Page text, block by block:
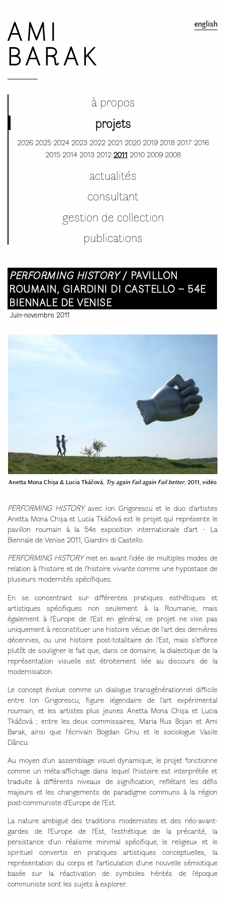
AMI
BARAK
english
à propos
projets
2026 2025 2024 2023 2022 2021 2020 2019 2018 2017 2016
2015 2014 2013 2012 2011 2010 2009 2008
actualités
consultant
gestion de collection
publications
PERFORMING HISTORY/ PAVILLON
ROUMAIN, GIARDINI DI CASTELLO – 54E
BIENNALE DE VENISE
Juin-novembre 2011
Anetta Mona Chișa & Lucia Tkáčová, Try again Fail again Fail better, 2011, vidéo
PERFORMING HISTORYavec Ion Grigorescu et le duo d'artistes
Anetta Mona Chișa et Lucia Tkáčová est le projet qui représente le
pavillon roumain à la 54e exposition internationale d'art - La
Biennale de Venise 2011, Giardini di Castello.
PERFORMING HISTORYmet en avant l’idée de multiples modes de
relation à l’histoire et de l’histoire vivante comme une hypostase de
plusieurs modernités spécifiques.
En se concentrant sur différentes pratiques esthétiques et
artistiques spécifiques non seulement à la Roumanie, mais
également à l'Europe de l'Est en général, ce projet ne vise pas
uniquement à reconstituer une histoire vécue de l'art des dernières
décennies, ou une histoire post-totalitaire de l’Est, mais s’efforce
plutôt de souligner le fait que, dans ce domaine, la dialectique de la
représentation visuelle est étroitement liée au discours de la
modernisation.
Le concept évolue comme un dialogue transgénérationnel difficile
entre Ion Grigorescu, figure légendaire de l'art expérimental
roumain, et les artistes plus jeunes Anetta Mona Chișa et Lucia
Tkáčová ; entre les deux commissaires, Maria Rus Bojan et Ami
Barak, ainsi que l'écrivain Bogdan Ghiu et le sociologue Vasile
Dâncu.
Au moyen d'un assemblage visuel dynamique, le projet fonctionne
comme un méta-affichage dans lequel l'histoire est interprétée et
traduite à différents niveaux de signification, reflétant les défis
majeurs et les changements de paradigme communs à la région
post-communiste d'Europe de l'Est.
La nature ambiguë des traditions modernistes et des néo-avant-
gardes de l'Europe de l'Est, l'esthétique de la précarité, la
persistance d'un réalisme minimal spécifique, le religieux et le
spirituel convertis en pratiques artistiques conceptuelles, la
représentation du corps et l'articulation d'une nouvelle sémiotique
basée sur la réactivation de symboles hérités de l'époque
communiste sont les sujets à explorer.